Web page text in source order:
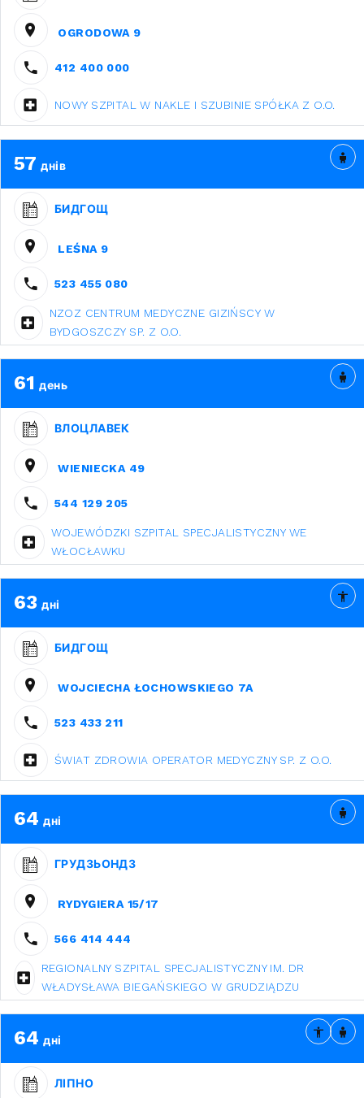
OGRODOWA 9
412 400 000
NOWY SZPITAL W NAKLE I SZUBINIE SPÓŁKA Z O.O.
57 днів
БИДГОЩ
LEŚNA 9
523 455 080
NZOZ CENTRUM MEDYCZNE GIZIŃSCY W
BYDGOSZCZY SP. Z O.O.
61 день
ВЛОЦЛАВЕК
WIENIECKA 49
544 129 205
WOJEWÓDZKI SZPITAL SPECJALISTYCZNY WE
WŁOCŁAWKU
63 дні
БИДГОЩ
WOJCIECHA ŁOCHOWSKIEGO 7A
523 433 211
ŚWIAT ZDROWIA OPERATOR MEDYCZNY SP. Z O.O.
64 дні
ГРУДЗЬОНДЗ
RYDYGIERA 15/17
566 414 444
REGIONALNY SZPITAL SPECJALISTYCZNY IM. DR
WŁADYSŁAWA BIEGAŃSKIEGO W GRUDZIĄDZU
64 дні
ЛІПНО